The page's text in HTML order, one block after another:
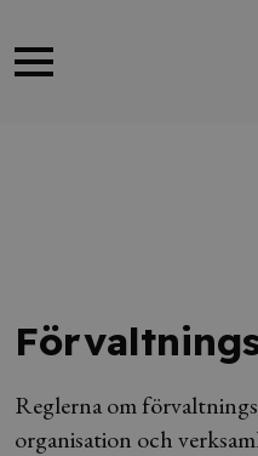
Reglerna om
organisation och